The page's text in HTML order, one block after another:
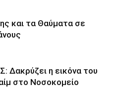
και τα Θαύματα σε
Δακρύζει η εικόνα του
στο Νοσοκομείο